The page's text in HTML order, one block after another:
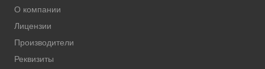
О компании
Лицензии
Производители
Реквизиты